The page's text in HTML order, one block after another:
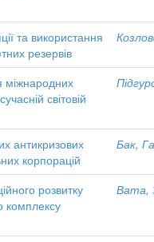
та використання
резервів
міжнародних
світовій
антикризових
корпорацій
Бак,
розвитку
комплексу
Вата,